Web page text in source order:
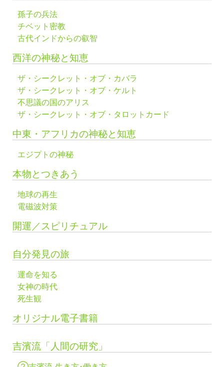
孫子の兵法
チベット密教
古代インドからの叡智
西洋の神秘と知恵
ザ・シークレット・オブ・カバラ
ザ・シークレット・オブ・ケルト
不思議の国のアリス
ザ・シークレット・オブ・タロットカード
中東・アフリカの神秘と知恵
エジプトの神秘
本物とつきあう
地球の再生
電磁波対策
開運／スピリチュアル
自分発見の旅
運命を知る
女神の時代
死生観
オリジナル電子書籍
吉濱流「人間の研究」